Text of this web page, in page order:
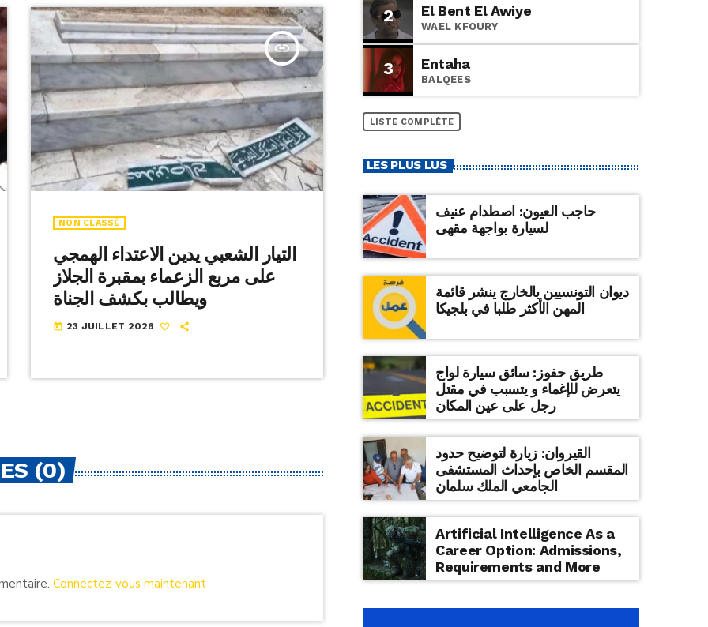
insert_link
NON CLASSÉ
التيار الشعبي يدين الاعتداء الهمجي
على مربع الزعماء بمقبرة الجلاز
ويطالب بكشف الجناة
today 23 JUILLET 2026
(0)
Connectez-vous maintenant
2 El Bent El Awiye
WAEL KFOURY
3 Entaha
BALQEES
LISTE COMPLÈTE
LES PLUS LUS
حاجب العيون: اصطدام عنيف
لسيارة بواجهة مقهى
ديوان التونسيين بالخارج ينشر قائمة
المهن الأكثر طلبا في بلجيكا
طريق حفوز: سائق سيارة لواج
يتعرض للإغماء و يتسبب في مقتل
رجل على عين المكان
القيروان: زيارة لتوضيح حدود
المقسم الخاص بإحداث المستشفى
الجامعي الملك سلمان
Artificial Intelligence As a
Career Option: Admissions,
Requirements and More